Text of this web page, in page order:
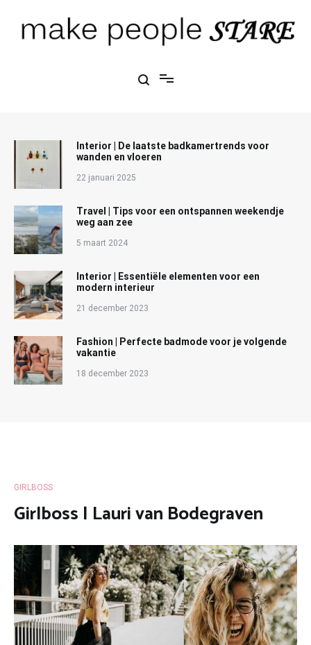
Interior | De laatste badkamertrends voor
wanden en vloeren
22 januari 2025
Travel | Tips voor een ontspannen weekendje
weg aan zee
5 maart 2024
Interior | Essentiële elementen voor een
modern interieur
21 december 2023
Fashion | Perfecte badmode voor je volgende
vakantie
18 december 2023
GIRLBOSS
Girlboss | Lauri van Bodegraven